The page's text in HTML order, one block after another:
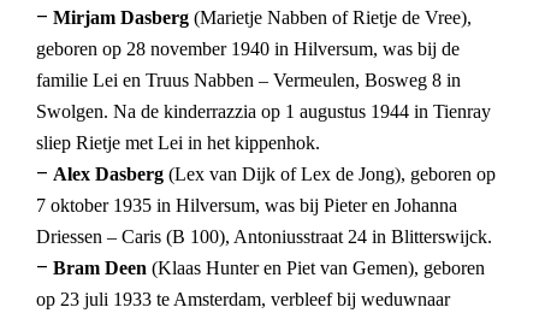
– Mirjam Dasberg (Marietje Nabben of Rietje de Vree),
geboren op 28 november 1940 in Hilversum, was bij de
familie Lei en Truus Nabben – Vermeulen, Bosweg 8 in
Swolgen. Na de kinderrazzia op 1 augustus 1944 in Tienray
sliep Rietje met Lei in het kippenhok.
– Alex Dasberg (Lex van Dijk of Lex de Jong), geboren op
7 oktober 1935 in Hilversum, was bij Pieter en Johanna
Driessen – Caris (B 100), Antoniusstraat 24 in Blitterswijck.
– Bram Deen (Klaas Hunter en Piet van Gemen), geboren
op 23 juli 1933 te Amsterdam, verbleef bij weduwnaar